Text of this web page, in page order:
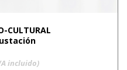
CULTURAL
incluido)